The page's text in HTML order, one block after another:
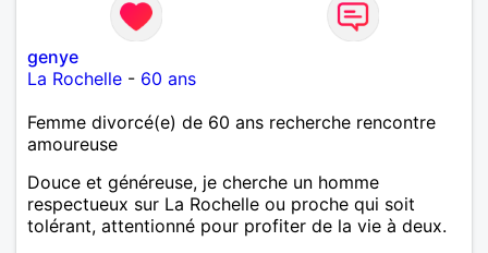
genye
La Rochelle - 60 ans
Femme divorcé(e) de 60 ans recherche rencontre
amoureuse
Douce et généreuse, je cherche un homme
respectueux sur La Rochelle ou proche qui soit
tolérant, attentionné pour profiter de la vie à deux.